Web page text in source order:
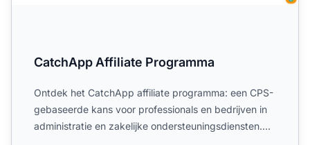
CatchApp Affiliate Programma
Ontdek het CatchApp affiliate programma: een CPS-
gebaseerde kans voor professionals en bedrijven in
administratie en zakelijke ondersteuningsdiensten.